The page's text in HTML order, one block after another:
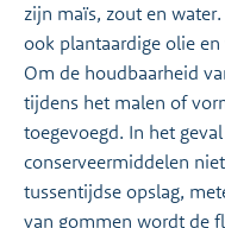
zijn maïs, zout en
ook plantaardige olie
Om de houdbaarheid
tijdens het malen of
toegevoegd. In het
conserveermiddelen
tussentijdse opslag,
van gommen wordt de